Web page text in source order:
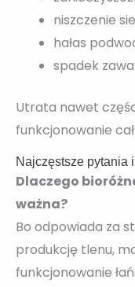
niszczenie
hałas
spadek
Utrata nawet
funkcjonowanie
Najczęstsze pytania
Dlaczego
ważna?
Bo odpowiada za
produkcję tlenu,
funkcjonowanie